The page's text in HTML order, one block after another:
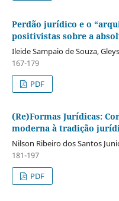
Perdão jurídico e o
positivistas sobre a
Ileide Sampaio de Souza,
167-179
PDF
(Re)Formas Jurídicas:
moderna à tradição
Nilson Ribeiro dos Santos
181-197
PDF